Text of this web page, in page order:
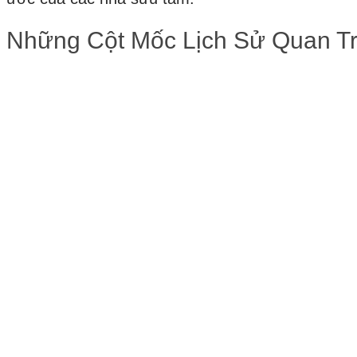
Những Cột Mốc Lịch Sử Quan